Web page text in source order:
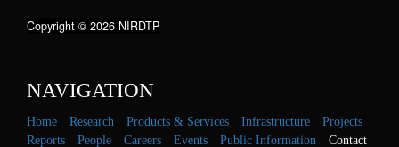
Copyright © 2026 NIRDTP
NAVIGATION
Home Research Products & Services Infrastructure
Projects
Reports
People Careers Events Public Information Contact